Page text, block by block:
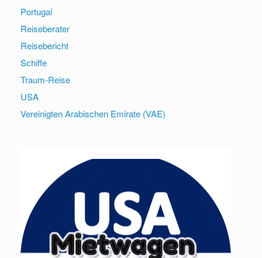
Portugal
Reiseberater
Reisebericht
Schiffe
Traum-Reise
USA
Vereinigten Arabischen Emirate (VAE)